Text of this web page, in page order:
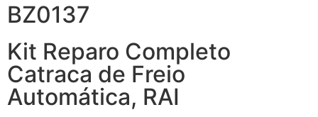
BZ0137
Kit Reparo Completo
Catraca de Freio
Automática, RAI